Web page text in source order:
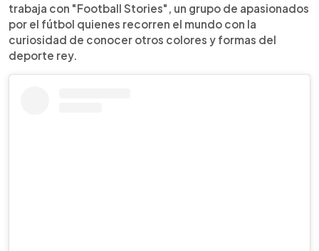
trabaja con "Football Stories", un grupo de apasionados
por el fútbol quienes recorren el mundo con la
curiosidad de conocer otros colores y formas del
deporte rey.